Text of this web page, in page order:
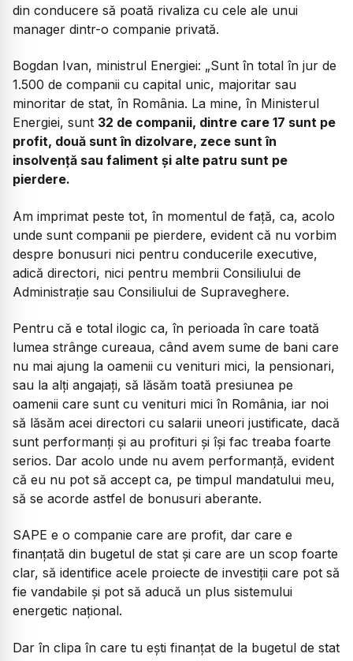
din conducere să poată rivaliza cu cele ale unui
manager dintr-o companie privată.
Bogdan Ivan, ministrul Energiei: „Sunt în total în jur de
1.500 de companii cu capital unic, majoritar sau
minoritar de stat, în România. La mine, în Ministerul
Energiei, sunt 32 de companii, dintre care 17 sunt pe
profit, două sunt în dizolvare, zece sunt în
insolvență sau faliment și alte patru sunt pe
pierdere.
Am imprimat peste tot, în momentul de față, ca, acolo
unde sunt companii pe pierdere, evident că nu vorbim
despre bonusuri nici pentru conducerile executive,
adică directori, nici pentru membrii Consiliului de
Administrație sau Consiliului de Supraveghere.
Pentru că e total ilogic ca, în perioada în care toată
lumea strânge cureaua, când avem sume de bani care
nu mai ajung la oamenii cu venituri mici, la pensionari,
sau la alți angajați, să lăsăm toată presiunea pe
oamenii care sunt cu venituri mici în România, iar noi
să lăsăm acei directori cu salarii uneori justificate, dacă
sunt performanți și au profituri și își fac treaba foarte
serios. Dar acolo unde nu avem performanță, evident
că eu nu pot să accept ca, pe timpul mandatului meu,
să se acorde astfel de bonusuri aberante.
SAPE e o companie care are profit, dar care e
finanțată din bugetul de stat și care are un scop foarte
clar, să identifice acele proiecte de investiții care pot să
fie vandabile și pot să aducă un plus sistemului
energetic național.
Dar în clipa în care tu ești finanțat de la bugetul de stat